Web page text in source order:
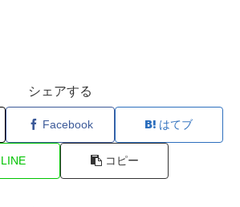
シェアする
Facebook はてブ
LINE コピー